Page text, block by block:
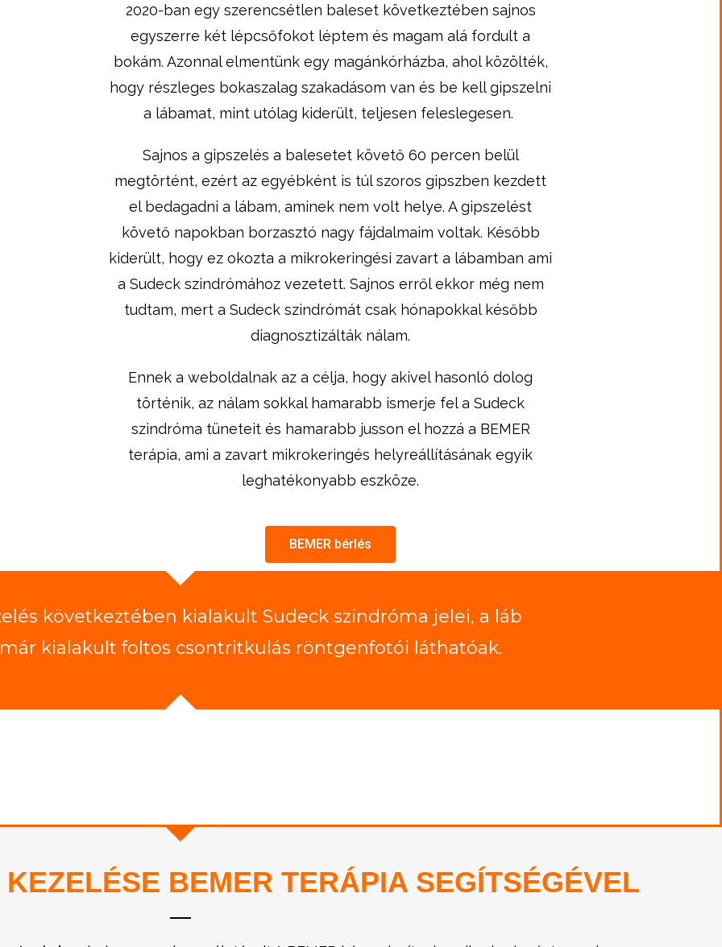
2020-ban egy szerencsétlen baleset következtében sajnos
egyszerre két lépcsőfokot léptem és magam alá fordult a
bokám. Azonnal elmentünk egy magánkórházba, ahol közölték,
hogy részleges bokaszalag szakadásom van és be kell gipszelni
a lábamat, mint utólag kiderült, teljesen feleslegesen.
Sajnos a gipszelés a balesetet követő 60 percen belül
megtörtént, ezért az egyébként is túl szoros gipszben kezdett
el bedagadni a lábam, aminek nem volt helye. A gipszelést
követő napokban borzasztó nagy fájdalmaim voltak. Később
kiderült, hogy ez okozta a mikrokeringési zavart a lábamban ami
a Sudeck szindrómához vezetett. Sajnos erről ekkor még nem
tudtam, mert a Sudeck szindrómát csak hónapokkal később
diagnosztizálták nálam.
Ennek a weboldalnak az a célja, hogy akivel hasonló dolog
történik, az nálam sokkal hamarabb ismerje fel a Sudeck
szindróma tüneteit és hamarabb jusson el hozzá a BEMER
terápia, ami a zavart mikrokeringés helyreállításának egyik
leghatékonyabb eszköze.
BEMER bérlés
következtében kialakult Sudeck szindróma jelei, a láb
kialakult foltos csontritkulás röntgenfotói láthatóak.
BEMER TERÁPIA SEGÍTSÉGÉVEL